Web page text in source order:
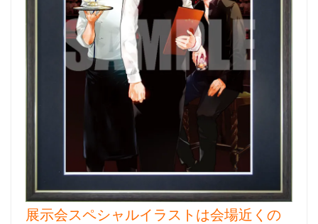
展示会スペシャルイラストは会場近くの